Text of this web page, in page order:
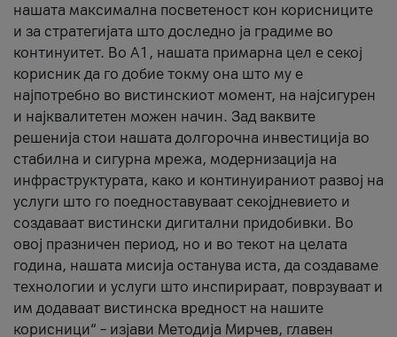
нашата максимална посветеност кон корисниците
и за стратегијата што доследно ја градиме во
континуитет. Во А1, нашата примарна цел е секој
корисник да го добие токму она што му е
најпотребно во вистинскиот момент, на најсигурен
и најквалитетен можен начин. Зад ваквите
решенија стои нашата долгорочна инвестиција во
стабилна и сигурна мрежа, модернизација на
инфраструктурата, како и континуираниот развој на
услуги што го поедноставуваат секојдневието и
создаваат вистински дигитални придобивки. Во
овој празничен период, но и во текот на целата
година, нашата мисија останува иста, да создаваме
технологии и услуги што инспирираат, поврзуваат и
им додаваат вистинска вредност на нашите
корисници“ – изјави Методија Мирчев, главен